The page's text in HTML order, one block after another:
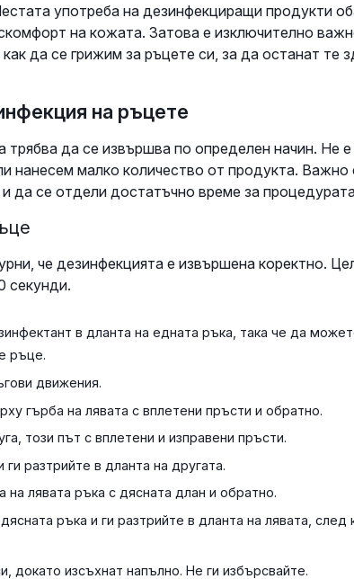
употреба на дезинфекциращи продукти
на кожата. Затова е изключително
да се грижим за ръцете си, за да останат те
на ръцете
да се извършва по определен начин. Не е
нанесем малко количество от продукта. Важно
да се отдели достатъчно време за
че дезинфекцията е извършена коректно.
секунди.
в дланта на едната ръка, така че да
ръце.
движения.
гърба на лявата с вплетени пръсти и обратно.
този път с вплетени и изправени пръсти.
разтрийте в дланта на другата.
лявата ръка с дясната длан и обратно.
ръка и ги разтрийте в дланта на лявата, след
изсъхнат напълно. Не ги избърсвайте.